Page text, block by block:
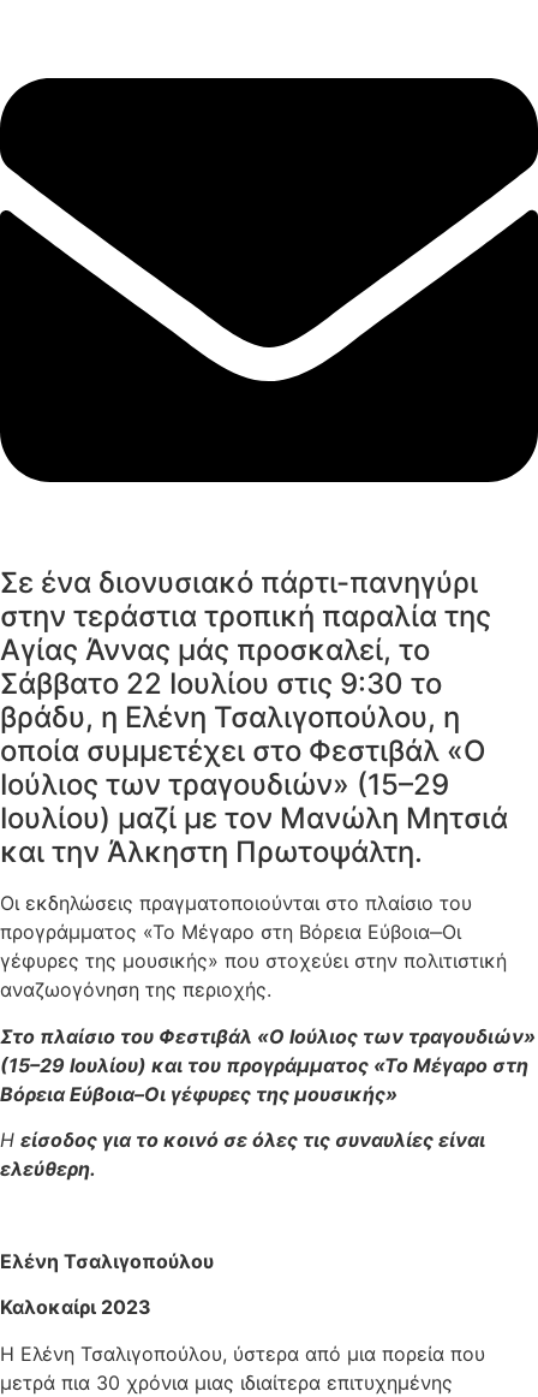
Σε ένα διονυσιακό πάρτι-πανηγύρι
στην τεράστια τροπική παραλία της
Αγίας Άννας μάς προσκαλεί, το
Σάββατο 22 Ιουλίου στις 9:30 το
βράδυ, η Ελένη Τσαλιγοπούλου, η
οποία συμμετέχει στο Φεστιβάλ «Ο
Ιούλιος των τραγουδιών» (15–29
Ιουλίου) μαζί με τον Μανώλη Μητσιά
και την Άλκηστη Πρωτοψάλτη.
Οι εκδηλώσεις πραγματοποιούνται στο πλαίσιο του
προγράμματος «Το Μέγαρο στη Βόρεια Εύβοια‒Οι
γέφυρες της μουσικής» που στοχεύει στην πολιτιστική
αναζωογόνηση της περιοχής.
Στο πλαίσιο του Φεστιβάλ «Ο Ιούλιος των τραγουδιών»
(15–29 Ιουλίου) και του προγράμματος «Το Μέγαρο στη
Βόρεια Εύβοια–Οι γέφυρες της μουσικής»
Η είσοδος για το κοινό σε όλες τις συναυλίες είναι
ελεύθερη.
Ελένη Τσαλιγοπούλου
Καλοκαίρι 2023
Η Ελένη Τσαλιγοπούλου, ύστερα από μια πορεία που
μετρά πια 30 χρόνια μιας ιδιαίτερα επιτυχημένης